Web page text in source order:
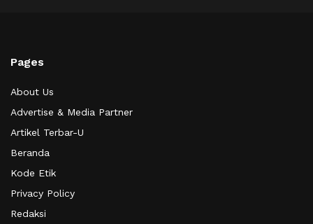
Pages
About Us
Advertise & Media Partner
Artikel Terbar-U
Beranda
Kode Etik
Privacy Policy
Redaksi